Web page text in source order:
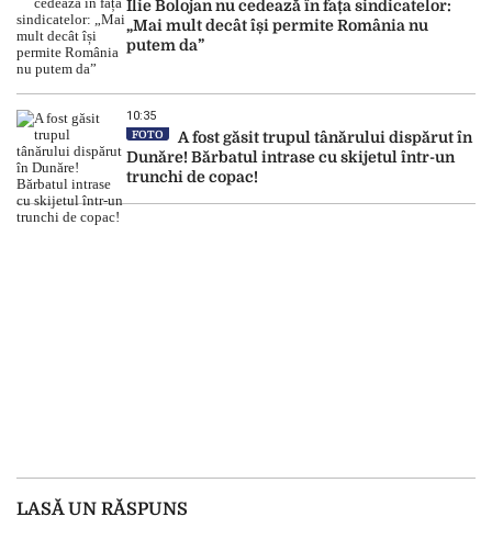
Ilie Bolojan nu cedează în fața sindicatelor:
„Mai mult decât își permite România nu
putem da”
10:35
FOTO
A fost găsit trupul tânărului dispărut în
Dunăre! Bărbatul intrase cu skijetul într-un
trunchi de copac!
LASĂ UN RĂSPUNS